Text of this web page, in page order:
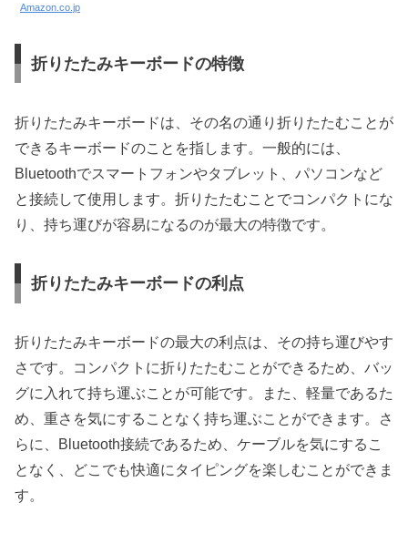
Amazon.co.jp
折りたたみキーボードの特徴
折りたたみキーボードは、その名の通り折りたたむことが
できるキーボードのことを指します。一般的には、
Bluetoothでスマートフォンやタブレット、パソコンなど
と接続して使用します。折りたたむことでコンパクトにな
り、持ち運びが容易になるのが最大の特徴です。
折りたたみキーボードの利点
折りたたみキーボードの最大の利点は、その持ち運びやす
さです。コンパクトに折りたたむことができるため、バッ
グに入れて持ち運ぶことが可能です。また、軽量であるた
め、重さを気にすることなく持ち運ぶことができます。さ
らに、Bluetooth接続であるため、ケーブルを気にするこ
となく、どこでも快適にタイピングを楽しむことができま
す。